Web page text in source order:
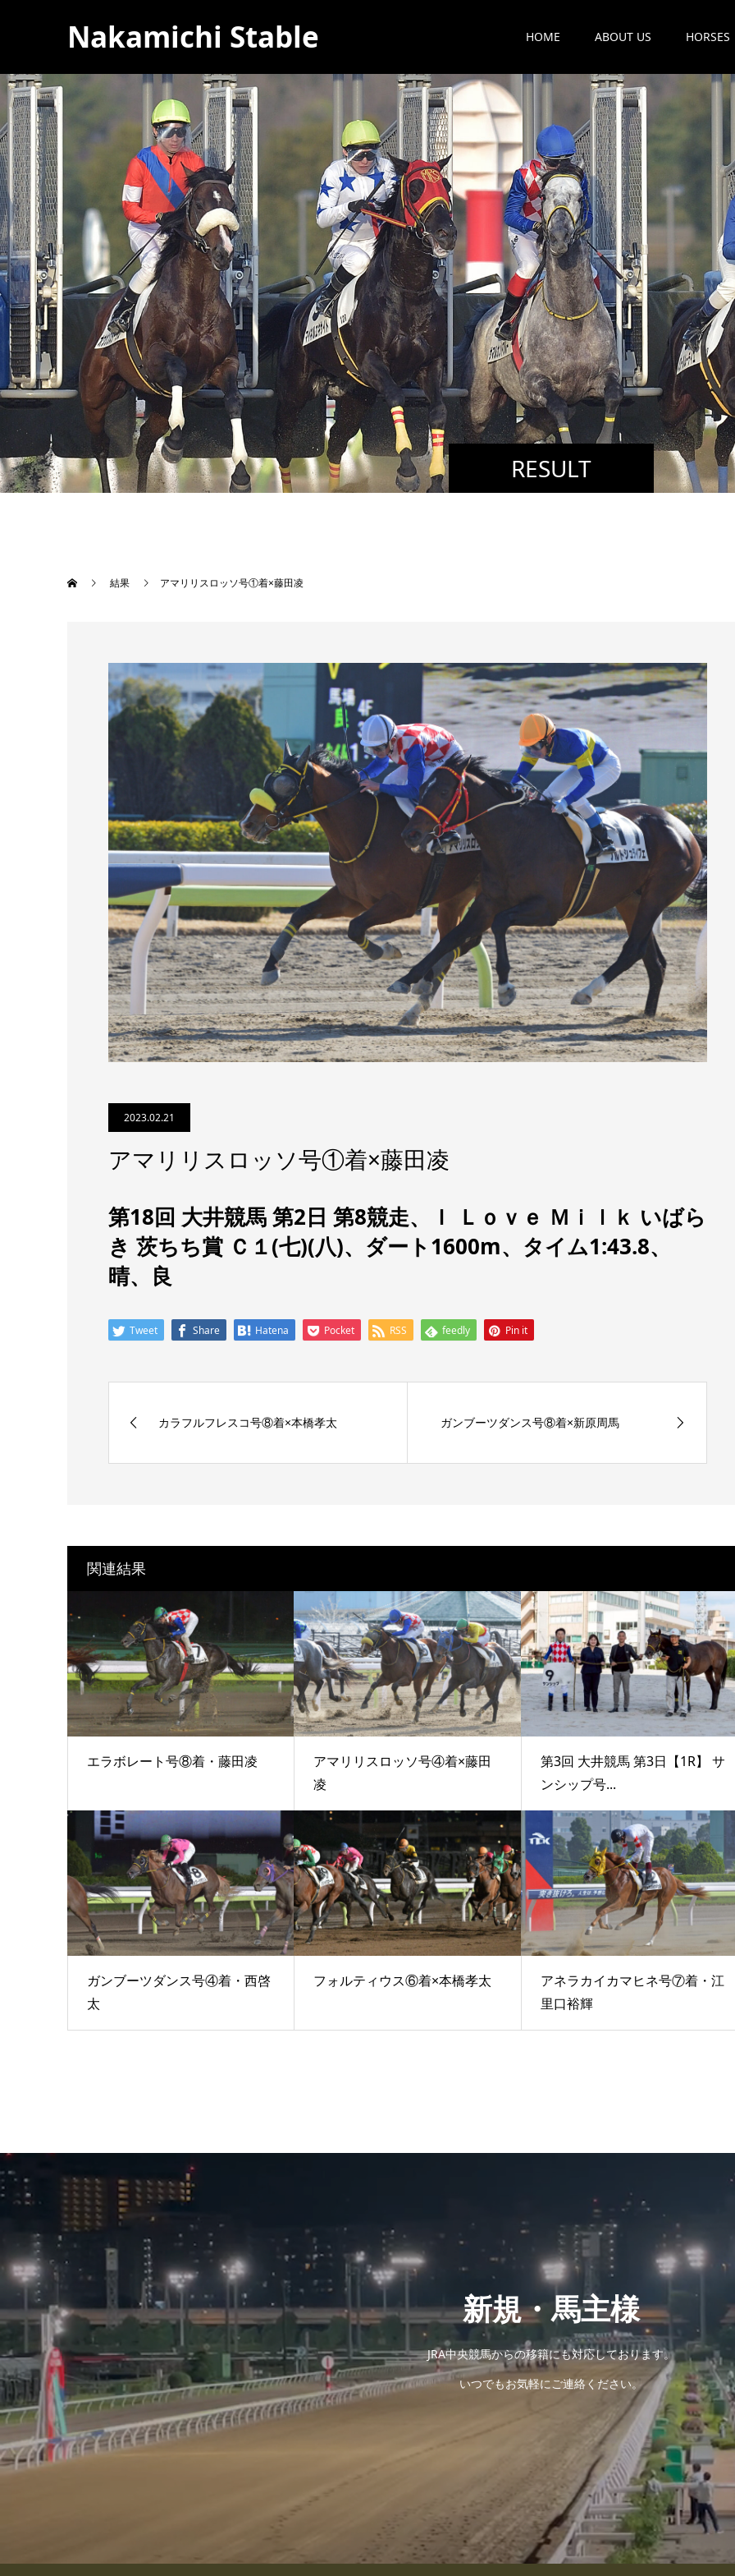
Nakamichi Stable HOME ABOUT US HORSES
RESULT
結果 アマリリスロッソ号①着×藤田凌
2023.02.21
アマリリスロッソ号①着×藤田凌
第18回 大井競馬 第2日 第8競走、
Ｉ Ｌｏｖｅ Ｍｉｌｋ いばら
き 茨ちち賞 Ｃ１(七)(八)、 ダート1600m、タイム1:43.8、
晴、良
Tweet Share Hatena Pocket RSS feedly Pin it
カラフルフレスコ号⑧着×本橋孝太 ガンブーツダンス号⑧着×新原周馬
関連結果
エラボレート号⑧着・藤田凌
アマリリスロッソ号④着×藤田
凌
第3回 大井競馬 第3日【1R】 サ
ンシップ号...
ガンブーツダンス号④着・西啓
太
フォルティウス⑥着×本橋孝太
アネラカイカマヒネ号⑦着・江
里口裕輝
新規・馬主様
JRA中央競馬からの移籍にも対応しております。
いつでもお気軽にご連絡ください。